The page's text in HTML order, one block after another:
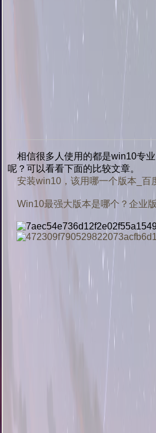
相信很多人使用的都是win10专业
呢？可以看看下面的比较文章。
安装win10，该用哪一个版本_百
Win10最强大版本是哪个？企业